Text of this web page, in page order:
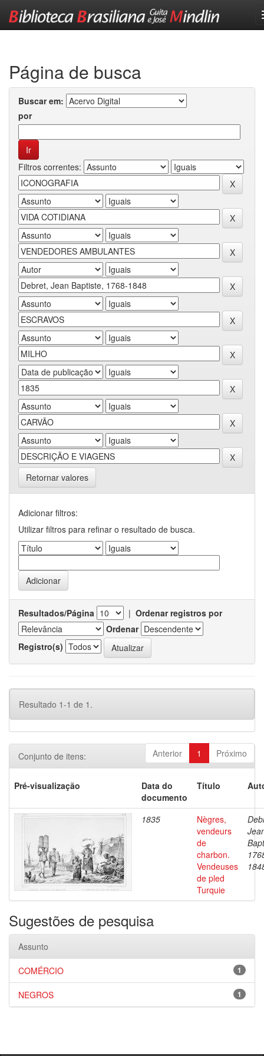
Página de busca
Buscar em:
por
Filtros correntes:
Retornar valores
Adicionar filtros:
Utilizar filtros para refinar o resultado de busca.
Resultados/Página | Ordenar registros por
Ordenar
Registro(s)
Resultado 1-1 de 1.
Anterior 1 Próximo
Conjunto de itens:
Pré-visualização
Data do
documento
Título
1835
Nègres,
vendeurs
de
charbon.
Vendeuses
de pled
Turquie
Sugestões de pesquisa
Assunto
1
COMÉRCIO
1
NEGROS